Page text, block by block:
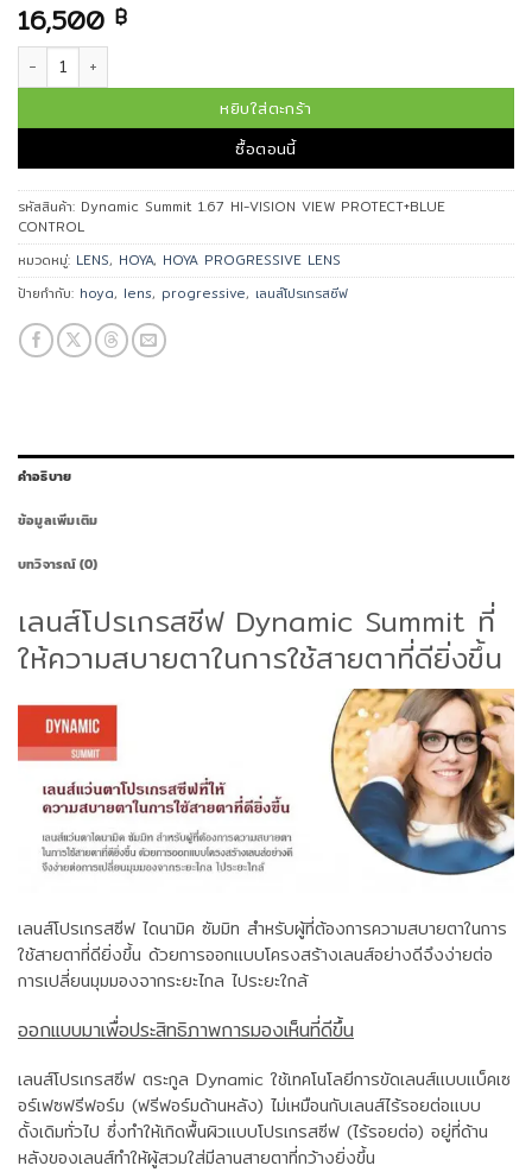
16,500 ฿
จำนวน เลนส์โปรเกรสซีฟ Dynamic Summit 1.67 HI-VISION VIEW
หยิบใส่ตะกร้า
ซื้อตอนนี้
รหัสสินค้า: Dynamic Summit 1.67 HI-VISION VIEW PROTECT+BLUE
CONTROL
หมวดหมู่: LENS, HOYA, HOYA PROGRESSIVE LENS
ป้ายกำกับ: hoya, lens, progressive, เลนส์โปรเกรสซีฟ
คำอธิบาย
ข้อมูลเพิ่มเติม
บทวิจารณ์ (0)
เลนส์โปรเกรสซีฟ Dynamic Summit ที่
ให้ความสบายตาในการใช้สายตาที่ดียิ่งขึ้น
เลนส์โปรเกรสซีฟ ไดนามิค ซัมมิท สำหรับผู้ที่ต้องการความสบายตาในการ
ใช้สายตาที่ดียิ่งขึ้น ด้วยการออกแบบโครงสร้างเลนส์อย่างดีจึงง่ายต่อ
การเปลี่ยนมุมมองจากระยะไกล ไประยะใกล้
ออกแบบมาเพื่อประสิทธิภาพการมองเห็นที่ดีขึ้น
เลนส์โปรเกรสซีฟ ตระกูล Dynamic ใช้เทคโนโลยีการขัดเลนส์แบบแบ็คเซ
อร์เฟซฟรีฟอร์ม (ฟรีฟอร์มด้านหลัง) ไม่เหมือนกับเลนส์ไร้รอยต่อแบบ
ดั้งเดิมทั่วไป ซึ่งทำให้เกิดพื้นผิวแบบโปรเกรสซีฟ (ไร้รอยต่อ) อยู่ที่ด้าน
หลังของเลนส์ทำให้ผู้สวมใส่มีลานสายตาที่กว้างยิ่งขึ้น